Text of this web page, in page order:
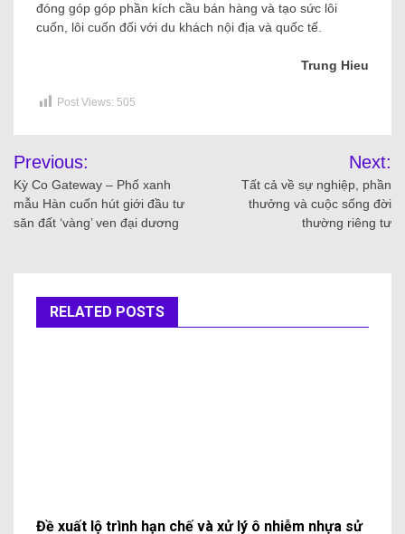
đóng góp góp phần kích cầu bán hàng và tạo sức lôi
cuốn, lôi cuốn đối với du khách nội địa và quốc tế.
Trung Hieu
Post Views: 505
Previous:
Kỳ Co Gateway – Phố xanh
mẫu Hàn cuốn hút giới đầu tư
săn đất ‘vàng’ ven đại dương
Next:
Tất cả về sự nghiệp, phần
thưởng và cuộc sống đời
thường riêng tư
RELATED POSTS
Đề xuất lộ trình hạn chế và xử lý ô nhiễm nhựa sử